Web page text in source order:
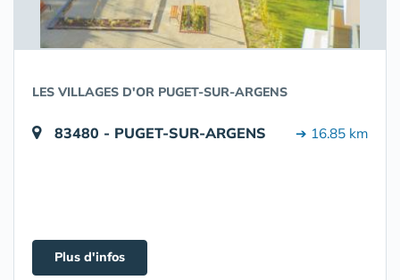
LES VILLAGES D'OR PUGET-SUR-ARGENS
83480 - PUGET-SUR-ARGENS ➔ 16.85 km
Plus d'infos